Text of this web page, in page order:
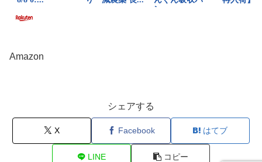
Amazon
シェアする
X Facebook はてブ
LINE コピー